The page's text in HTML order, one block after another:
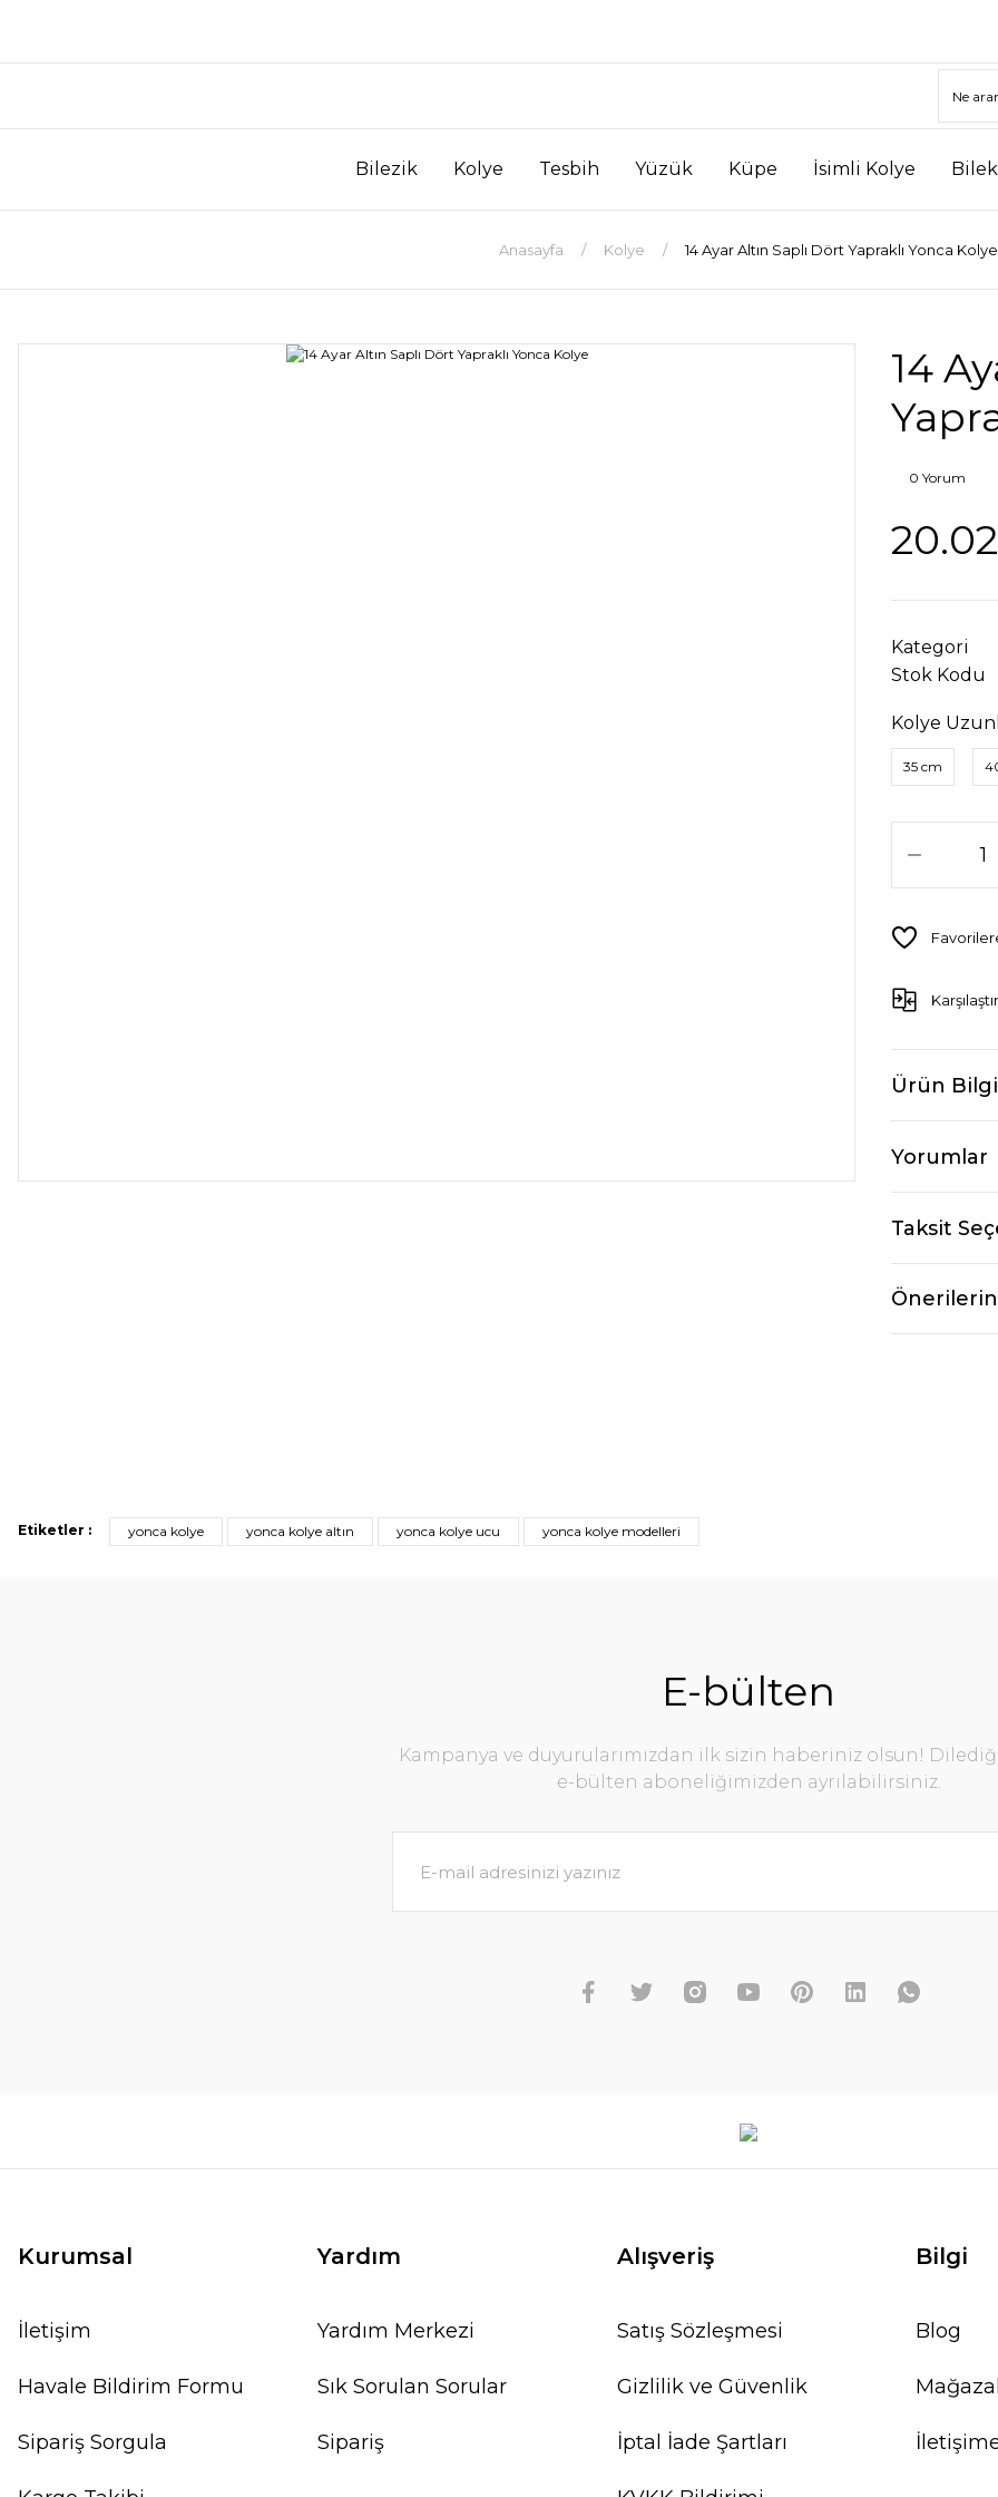
Bilezik Kolye Tesbih Yüzük Küpe İsimli Kolye
Anasayfa Kolye 14 Ayar Altın Saplı Dört Yapraklı Yonca Kolye
14
0 Yorum
Kategori
Stok Kodu
Kolye
35 cm
Karşılaştır
Ürün
Yorumlar
Taksit
Etiketler : yonca kolye yonca kolye altın yonca kolye ucu yonca kolye modelleri
E-bülten
Kampanya ve duyurularımızdan ilk sizin haberiniz olsun!
e-bülten aboneliğimizden ayrılabilirsiniz.
Kurumsal
İletişim
Havale Bildirim Formu
Sipariş Sorgula
Yardım
Yardım Merkezi
Sık Sorulan Sorular
Sipariş
Alışveriş
Satış Sözleşmesi
Gizlilik ve Güvenlik
İptal İade Şartları
Bilgi
Blog